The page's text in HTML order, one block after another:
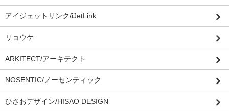
アイジェットリンク/iJetLink
リョウケ
ARKITECT/アーキテクト
NOSENTIC/ノーセンティック
ひさおデザイン/HISAO DESIGN